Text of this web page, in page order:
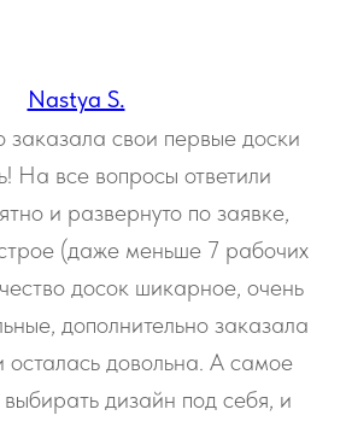
Nastya S.
заказала свои первые доски
На все вопросы ответили
и развернуто по заявке,
(даже меньше 7 рабочих
досок шикарное, очень
дополнительно заказала
осталась довольна. А самое
дизайн под себя, и